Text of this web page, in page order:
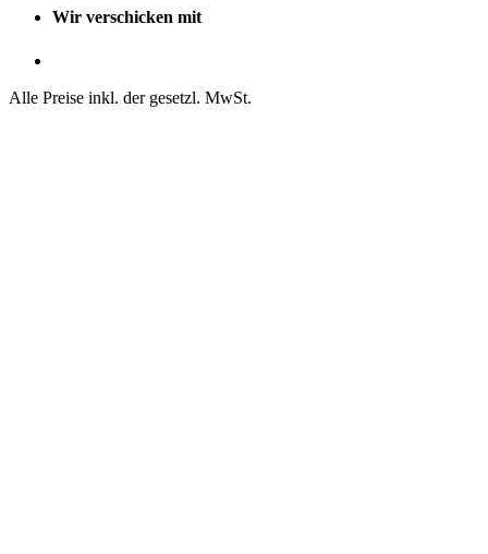
Wir verschicken mit
Alle Preise inkl. der gesetzl. MwSt.